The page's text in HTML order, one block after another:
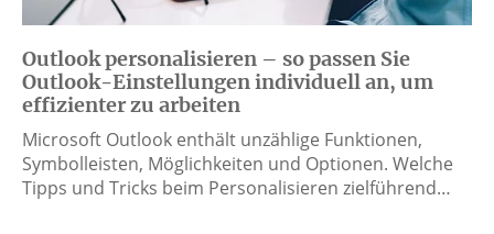
Outlook personalisieren – so passen Sie
Outlook-Einstellungen individuell an, um
effizienter zu arbeiten
Microsoft Outlook enthält unzählige Funktionen,
Symbolleisten, Möglichkeiten und Optionen. Welche
Tipps und Tricks beim Personalisieren zielführend…